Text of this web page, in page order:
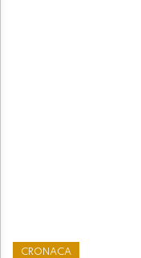
CRONACA